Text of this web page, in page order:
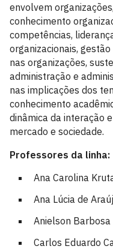
envolvem
conhecimento
competências,
organizacionais,
nas organizações,
administração e
nas implicações dos
conhecimento
dinâmica da interação
mercado e sociedade.
Professores da linha:
Ana Carolina
Ana Lúcia de
Anielson Barbosa
Carlos Eduardo